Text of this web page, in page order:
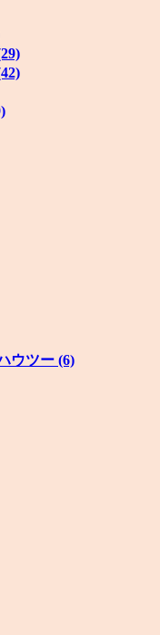
ウツー (6)